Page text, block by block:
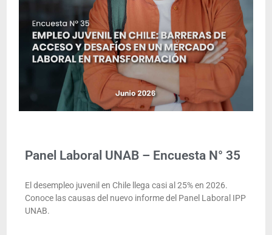
Panel Laboral UNAB – Encuesta N° 35
El desempleo juvenil en Chile llega casi al 25% en 2026.
Conoce las causas del nuevo informe del Panel Laboral IPP
UNAB.